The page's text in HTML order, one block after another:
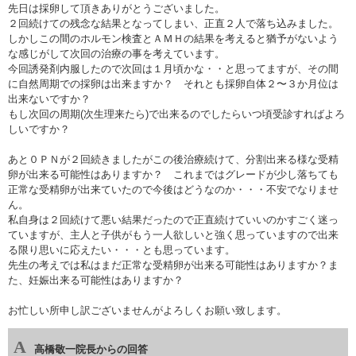
先日は採卵して頂きありがとうございました。
２回続けての残念な結果となってしまい、正直２人で落ち込みました。
しかしこの間のホルモン検査とＡＭＨの結果を考えると猶予がないよう
な感じがして次回の治療の事を考えています。
今回誘発剤内服したので次回は１月頃かな・・と思ってますが、その間
に自然周期での採卵は出来ますか？ それとも採卵自体２〜３か月位は
出来ないですか？
もし次回の周期(次生理来たら)で出来るのでしたらいつ頃受診すればよろ
しいですか？
あと０ＰＮが２回続きましたがこの後治療続けて、分割出来る様な受精
卵が出来る可能性はありますか？ これまではグレードが少し落ちても
正常な受精卵が出来ていたので今後はどうなのか・・・不安でなりませ
ん。
私自身は２回続けて悪い結果だったので正直続けていいのかすごく迷っ
ていますが、主人と子供がもう一人欲しいと強く思っていますので出来
る限り思いに応えたい・・・とも思っています。
先生の考えでは私はまだ正常な受精卵が出来る可能性はありますか？ま
た、妊娠出来る可能性はありますか？
お忙しい所申し訳ございませんがよろしくお願い致します。
高橋敬一院長からの回答